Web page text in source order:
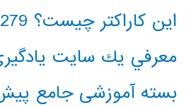
این کاراکتر چیست؟ 65279
معرفي يك سايت
بسته آموزشی جامع